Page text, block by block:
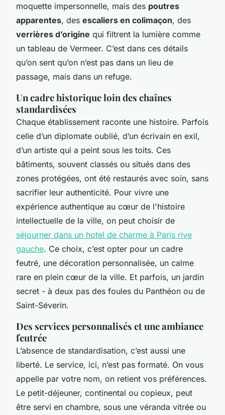
moquette impersonnelle, mais des poutres
apparentes, des escaliers en colimaçon, des
verrières d’origine qui filtrent la lumière comme
un tableau de Vermeer. C’est dans ces détails
qu’on sent qu’on n’est pas dans un lieu de
passage, mais dans un refuge.
Un cadre historique loin des chaînes
standardisées
Chaque établissement raconte une histoire. Parfois
celle d’un diplomate oublié, d’un écrivain en exil,
d’un artiste qui a peint sous les toits. Ces
bâtiments, souvent classés ou situés dans des
zones protégées, ont été restaurés avec soin, sans
sacrifier leur authenticité. Pour vivre une
expérience authentique au cœur de l'histoire
intellectuelle de la ville, on peut choisir de
séjourner dans un hotel de charme à Paris rive
gauche. Ce choix, c’est opter pour un cadre
feutré, une décoration personnalisée, un calme
rare en plein cœur de la ville. Et parfois, un jardin
secret - à deux pas des foules du Panthéon ou de
Saint-Séverin.
Des services personnalisés et une ambiance
feutrée
L’absence de standardisation, c’est aussi une
liberté. Le service, ici, n’est pas formaté. On vous
appelle par votre nom, on retient vos préférences.
Le petit-déjeuner, continental ou copieux, peut
être servi en chambre, sous une véranda vitrée ou